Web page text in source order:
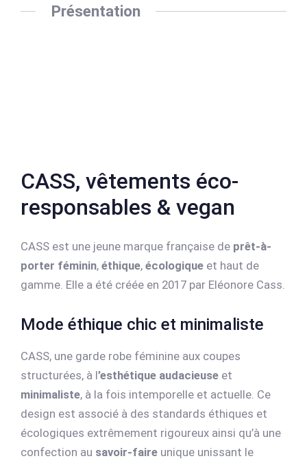
Présentation
CASS, vêtements éco-
responsables & vegan
CASS est une jeune marque française de prêt-à-
porter féminin, éthique, écologique et haut de
gamme. Elle a été créée en 2017 par Eléonore Cass.
Mode éthique chic et minimaliste
CASS, une garde robe féminine aux coupes
structurées, à l’esthétique audacieuse et
minimaliste, à la fois intemporelle et actuelle. Ce
design est associé à des standards éthiques et
écologiques extrêmement rigoureux ainsi qu’à une
confection au savoir-faire unique unissant le